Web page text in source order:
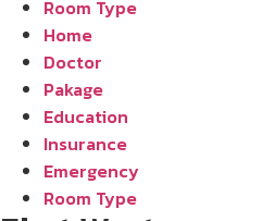
Room Type
Home
Doctor
Pakage
Education
Insurance
Emergency
Room Type